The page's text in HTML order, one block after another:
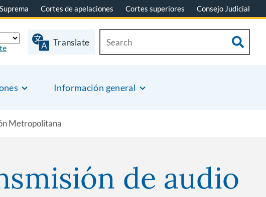
Cortes de apelaciones Cortes superiores Consejo Judicial
Información general
Translate
Metropolitana
de audio